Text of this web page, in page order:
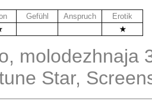
Gefühl Anspruch
Erotik
molodezhnaja
Star,